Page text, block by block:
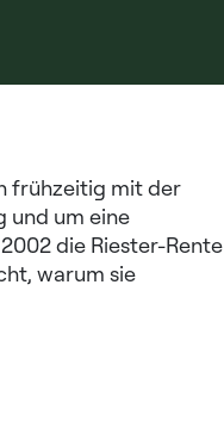
frühzeitig mit der
und um eine
die Riester-Rente
warum sie